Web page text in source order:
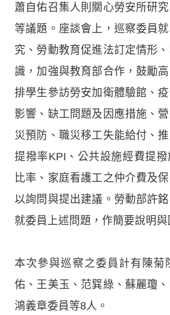
蕭自佑召集人則關心勞安所研
等議題。座談會上，巡察委員
究、勞動教育促進法訂定情形
識，加強與教育部合作，鼓勵
排學生參訪勞安加衛體驗館、
影響、缺工問題及因應措施、
災預防、職災移工失能給付、
提撥率KPI、公共設施經費提
比率、家庭看護工之仲介費及
以詢問與提出建議。勞動部許
就委員上述問題，作簡要說明與
本次參與巡察之委員計有陳菊
佑、王美玉、范巽綠、蘇麗瓊
鴻義章委員等8人。